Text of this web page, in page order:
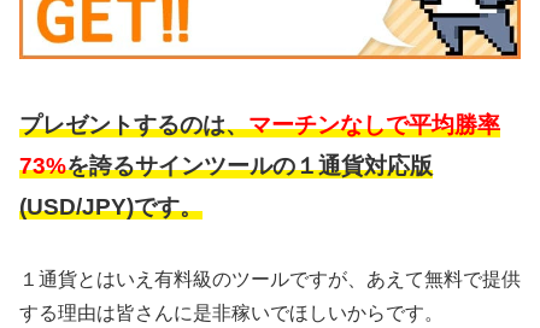
プレゼントするのは、マーチンなしで平均勝率
73%を誇るサインツールの１通貨対応版
(USD/JPY)です。
１通貨とはいえ有料級のツールですが、あえて無料で提供
する理由は皆さんに是非稼いでほしいからです。